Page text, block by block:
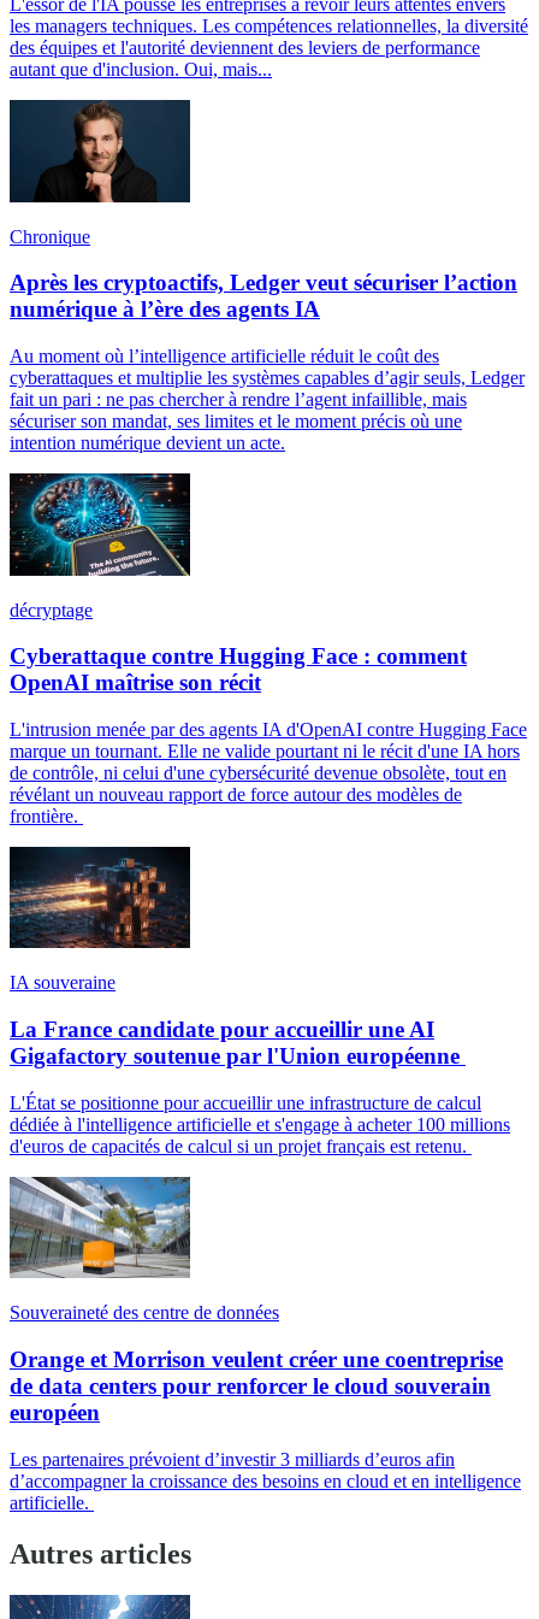
L'essor de l'IA pousse les entreprises à revoir leurs attentes envers
les managers techniques. Les compétences relationnelles, la diversité
des équipes et l'autorité deviennent des leviers de performance
autant que d'inclusion. Oui, mais...
Chronique
Après les cryptoactifs, Ledger veut sécuriser l’action
numérique à l’ère des agents IA
Au moment où l’intelligence artificielle réduit le coût des
cyberattaques et multiplie les systèmes capables d’agir seuls, Ledger
fait un pari : ne pas chercher à rendre l’agent infaillible, mais
sécuriser son mandat, ses limites et le moment précis où une
intention numérique devient un acte.
décryptage
Cyberattaque contre Hugging Face : comment
OpenAI maîtrise son récit
L'intrusion menée par des agents IA d'OpenAI contre Hugging Face
marque un tournant. Elle ne valide pourtant ni le récit d'une IA hors
de contrôle, ni celui d'une cybersécurité devenue obsolète, tout en
révélant un nouveau rapport de force autour des modèles de
frontière.
IA souveraine
La France candidate pour accueillir une AI
Gigafactory soutenue par l'Union européenne
L'État se positionne pour accueillir une infrastructure de calcul
dédiée à l'intelligence artificielle et s'engage à acheter 100 millions
d'euros de capacités de calcul si un projet français est retenu.
Souveraineté des centre de données
Orange et Morrison veulent créer une coentreprise
de data centers pour renforcer le cloud souverain
européen
Les partenaires prévoient d’investir 3 milliards d’euros afin
d’accompagner la croissance des besoins en cloud et en intelligence
artificielle.
Autres articles